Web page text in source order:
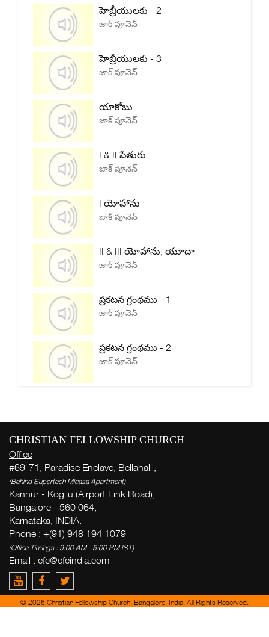
హెబ్రీయులకు - 2
జాక్ పూనెన్
హెబ్రీయులకు - 3
జాక్ పూనెన్
యాకోబు
జాక్ పూనెన్
I & II పేతురు
జాక్ పూనెన్
I యోహాను
జాక్ పూనెన్
II & III యోహాను, యూదా
జాక్ పూనెన్
ప్రకటన గ్రంథము - 1
జాక్ పూనెన్
ప్రకటన గ్రంథము - 2
జాక్ పూనెన్
CHRISTIAN FELLOWSHIP CHURCH
Office
#69-71, Paradise Enclave, Bellahalli,
(Behind Supertech Micasa Apartment)
Kannur - Kogilu (Airport Link Road),
Bangalore - 560 064,
Karnataka, INDIA.
Phone : +(91) 948 194 1079
(Office Timings : 9:00 AM - 5:00 PM IST)
Email : cfc@cfcindia.com
© 2026 Christian Fellowship Church, Bangalore, India. All Rights Reserved.